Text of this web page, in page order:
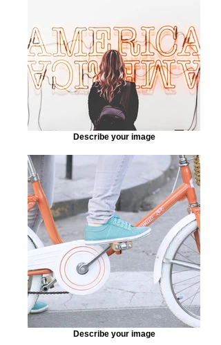
Describe your image
Describe your image